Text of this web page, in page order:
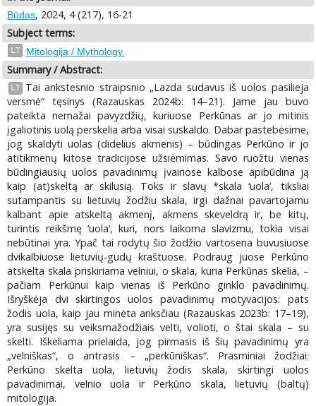
Būdas, 2024, 4 (217), 16-21
Subject terms:
LT Mitologija / Mythology.
Summary / Abstract:
LT
Tai ankstesnio straipsnio „Lazda sudavus iš uolos pasilieja
versmė“ tęsinys (Razauskas 2024b: 14–21). Jame jau buvo
pateikta nemažai pavyzdžių, kuriuose Perkūnas ar jo mitinis
įgaliotinis uolą perskelia arba visai suskaldo. Dabar pastebėsime,
jog skaldyti uolas (didelius akmenis) – būdingas Perkūno ir jo
atitikmenų kitose tradicijose užsiėmimas. Savo ruožtu vienas
būdingiausių uolos pavadinimų įvairiose kalbose apibūdina ją
kaip (at)skeltą ar skilusią. Toks ir slavų *skala ‘uola’, tiksliai
sutampantis su lietuvių žodžiu skala, irgi dažnai pavartojamu
kalbant apie atskeltą akmenį, akmens skeveldrą ir, be kitų,
turintis reikšmę ‘uola’, kuri, nors laikoma slavizmu, tokia visai
nebūtinai yra. Ypač tai rodytų šio žodžio vartosena buvusiuose
dvikalbiuose lietuvių-gudų kraštuose. Podraug juose Perkūno
atskelta skala priskiriama velniui, o skala, kuria Perkūnas skelia, –
pačiam Perkūnui kaip vienas iš Perkūno ginklo pavadinimų.
Išryškėja dvi skirtingos uolos pavadinimų motyvacijos: pats
žodis uola, kaip jau minėta anksčiau (Razauskas 2023b: 17–19),
yra susijęs su veiksmažodžiais velti, volioti, o štai skala – su
skelti. Iškeliama prielaida, jog pirmasis iš šių pavadinimų yra
„velniškas“, o antrasis – „perkūniškas“. Prasminiai žodžiai:
Perkūno skelta uola, lietuvių žodis skala, skirtingi uolos
pavadinimai, velnio uola ir Perkūno skala, lietuvių (baltų)
mitologija.